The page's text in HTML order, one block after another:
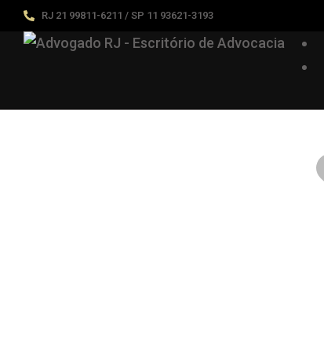
RJ 21 99811-6211 / SP 11 93621-3193